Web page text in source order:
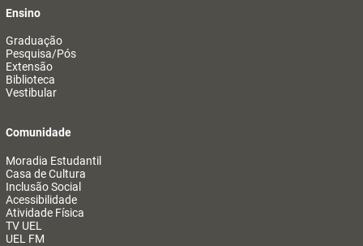
Ensino
Graduação
Pesquisa/Pós
Extensão
Biblioteca
Vestibular
Comunidade
Moradia Estudantil
Casa de Cultura
Inclusão Social
Acessibilidade
Atividade Física
TV UEL
UEL FM